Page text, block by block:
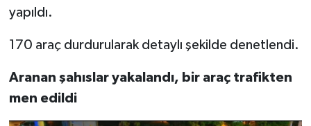
yapıldı.
170 araç durdurularak detaylı şekilde denetlendi.
Aranan şahıslar yakalandı, bir araç trafikten
men edildi